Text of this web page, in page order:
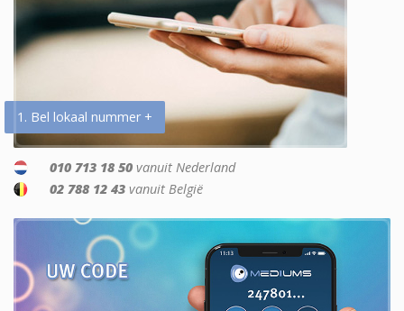
1. Bel lokaal nummer +
010 713 18 50 vanuit Nederland
02 788 12 43 vanuit België